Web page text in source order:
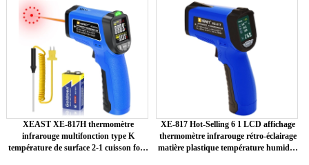
XEAST XE-817H thermomètre
infrarouge multifonction type K
température de surface 2-1 cuisson four
XE-817 Hot-Selling 6 1 LCD affichage
thermomètre infrarouge rétro-éclairage
matière plastique température humidité